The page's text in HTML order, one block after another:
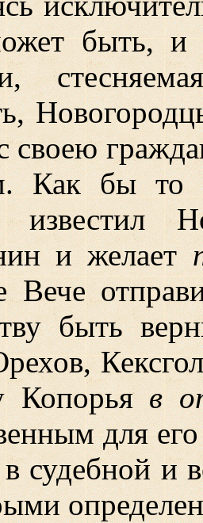
быть, и
своею
Как бы то
известил
и желает
Вече
быть
Копорьяв
для
в судебной и